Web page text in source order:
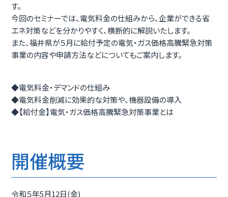
す。
今回のセミナーでは、電気料金の仕組みから、企業ができる省
エネ対策などを分かりやすく、横断的に解説いたします。
また、福井県が５月に給付予定の電気・ガス価格高騰緊急対策
事業の内容や申請方法などについてもご案内します。
◆電気料金・デマンドの仕組み
◆電気料金削減に効果的な対策や、機器設備の導入
◆【給付金】電気・ガス価格高騰緊急対策事業とは
開催概要
令和５年5月12日(金)